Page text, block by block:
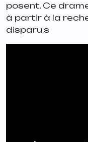
posent. Ce
à partir à la
disparu.s